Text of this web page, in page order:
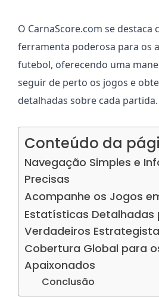
O CarnaScore.com se destaca
ferramenta poderosa para os
futebol, oferecendo uma
seguir de perto os jogos e
detalhadas sobre cada partida.
Conteúdo da
Navegação Simples e
Precisas
Acompanhe os Jogos
Estatísticas Detalhadas
Verdadeiros
Cobertura Global para
Apaixonados
Conclusão